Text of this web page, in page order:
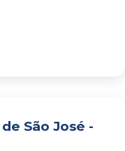
São José -